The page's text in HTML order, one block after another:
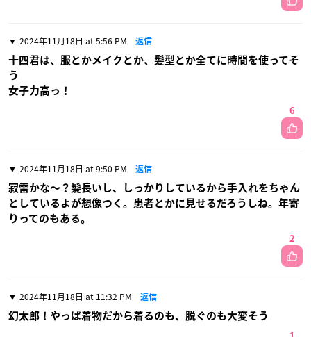
2024年11月18日 at 5:56 PM 返信
十四君は、服とかメイクとか、髪型とか全てに時間を使ってそ
う
女子力高っ！
6
2024年11月18日 at 9:50 PM 返信
寂雷かな〜？髪長いし、しっかりしているから手入れをちゃん
としているよが想像つく。患者とかに見せるだろうしね。年寄
りってのもある。
2
2024年11月18日 at 11:32 PM 返信
幻太郎！やっぱ着物だから着るのも、脱ぐのも大変そう